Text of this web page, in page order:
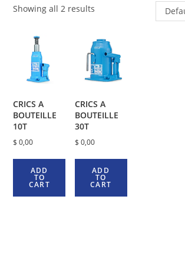
Showing all 2 results
CRICS A
BOUTEILLE
10T
$ 0,00
ADD
TO
CART
CRICS A
BOUTEILLE
30T
$ 0,00
ADD
TO
CART